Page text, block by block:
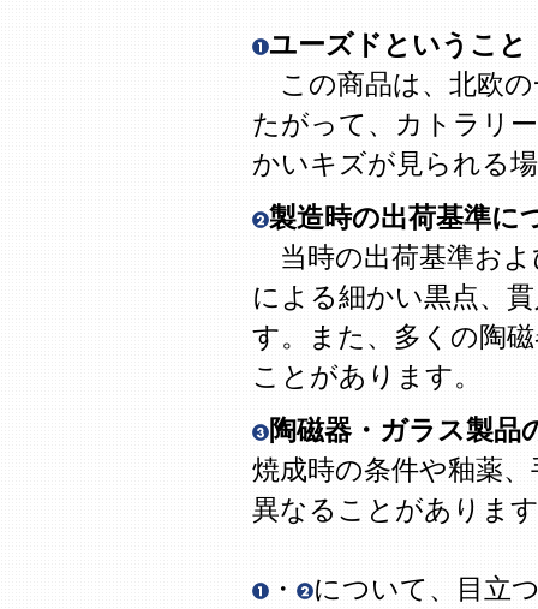
ユーズドということ
この商品は、北欧の
たがって、カトラリ
かいキズが見られる
製造時の出荷基準に
当時の出荷基準およ
による細かい黒点、
す。また、多くの陶
ことがあります。
陶磁器・ガラス製品
焼成時の条件や釉薬
異なることがありま
・
について、目立